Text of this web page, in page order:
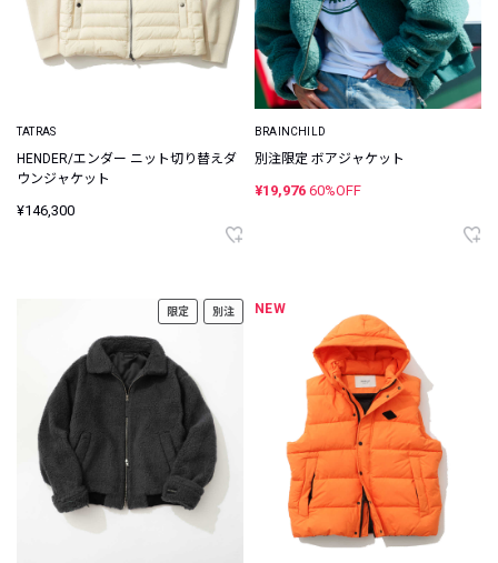
TATRAS
HENDER/エンダー ニット切り替えダ
ウンジャケット
¥146,300
BRAINCHILD
別注限定 ボアジャケット
¥19,976 60%OFF
限定 別注 NEW